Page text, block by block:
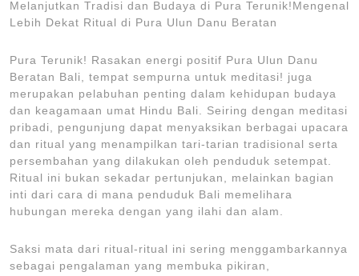
Melanjutkan Tradisi dan Budaya di Pura Terunik!Mengenal
Lebih Dekat Ritual di Pura Ulun Danu Beratan
Pura Terunik! Rasakan energi positif Pura Ulun Danu
Beratan Bali, tempat sempurna untuk meditasi! juga
merupakan pelabuhan penting dalam kehidupan budaya
dan keagamaan umat Hindu Bali. Seiring dengan meditasi
pribadi, pengunjung dapat menyaksikan berbagai upacara
dan ritual yang menampilkan tari-tarian tradisional serta
persembahan yang dilakukan oleh penduduk setempat.
Ritual ini bukan sekadar pertunjukan, melainkan bagian
inti dari cara di mana penduduk Bali memelihara
hubungan mereka dengan yang ilahi dan alam.
Saksi mata dari ritual-ritual ini sering menggambarkannya
sebagai pengalaman yang membuka pikiran,